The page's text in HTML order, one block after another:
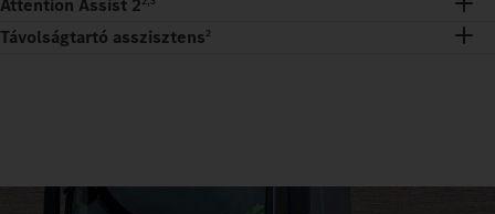
Távolságtartó asszisztens2